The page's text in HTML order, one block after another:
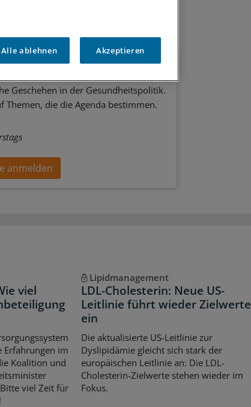
Geschehen in der Gesundheitspolitik.
die die Agenda bestimmen.
anmelden
viel
Erfahrungen im
Koalition und
viel Zeit für
Lipidmanagement
LDL-Cholesterin: Neue US-
Leitlinie führt wieder Zielwerte
ein
Die aktualisierte US-Leitlinie zur
Dyslipidämie gleicht sich stark der
europäischen Leitlinie an: Die LDL-
Cholesterin-Zielwerte stehen wieder im
Fokus.
Alle ablehnen Akzeptieren